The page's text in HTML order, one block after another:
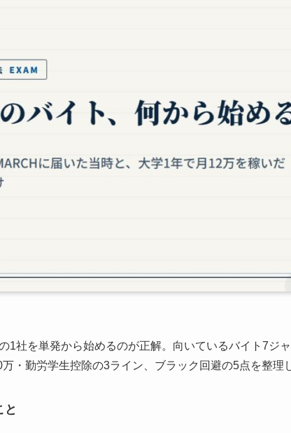
1社を単発から始めるのが正解。向いているバイト7ジ
・勤労学生控除の3ライン、ブラック回避の5点を整理
と